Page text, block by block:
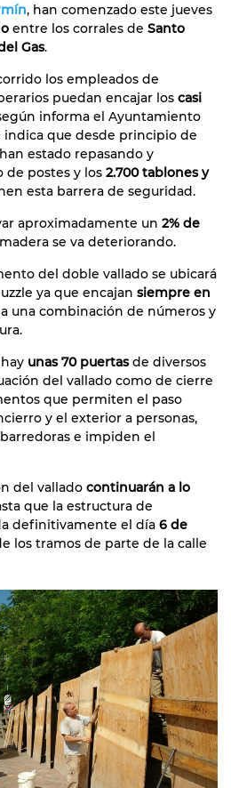
, han comenzado este jueves
entre los corrales de Santo
Gas.
los empleados de
puedan encajar los casi
informa el Ayuntamiento
indica que desde principio de
estado repasando y
de postes y los 2.700 tablones y
esta barrera de seguridad.
aproximadamente un 2% de
se va deteriorando.
del doble vallado se ubicará
ya que encajan siempre en
una combinación de números y
unas 70 puertasde diversos
del vallado como de cierre
que permiten el paso
y el exterior a personas,
e impiden el
del vallado continuarán a lo
que la estructura de
definitivamente el día 6 de
los tramos de parte de la calle